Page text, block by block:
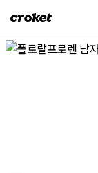
크
켓